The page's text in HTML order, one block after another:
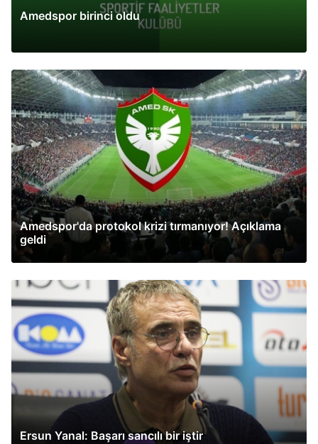
Amedspor birinci oldu
Amedspor'da protokol krizi tırmanıyor! Açıklama
geldi
Ersun Yanal: Başarı sancılı bir iştir